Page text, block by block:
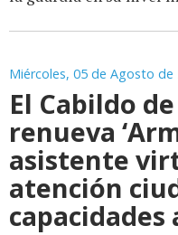
Miércoles, 05 de Agosto de
El Cabildo
renueva
asistente
atención
capacidades